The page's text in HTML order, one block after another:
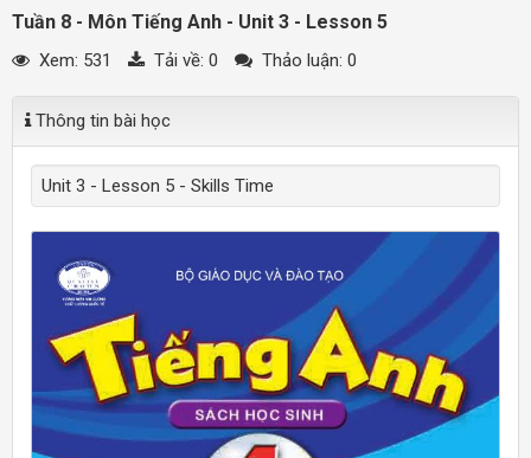
Tuần 8 - Môn Tiếng Anh - Unit 3 - Lesson 5
Xem: 531 Tải về: 0 Thảo luận: 0
Thông tin bài học
Unit 3 - Lesson 5 - Skills Time